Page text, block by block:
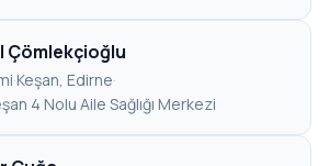
Çömlekçioğlu
·Keşan, Edirne·
4 Nolu Aile Sağlığı Merkezi